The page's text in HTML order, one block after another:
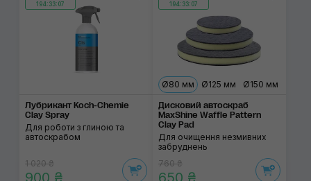
194:33:07
Лубрикант Koch-Chemie
Clay Spray
Для роботи з глиною та
автоскрабом
1 020 ₴
900 ₴
194:33:07
Ø80 мм Ø125 мм Ø150 мм
Дисковий автоскраб
MaxShine Waffle Pattern
Clay Pad
Для очищення незмивних
забруднень
760 ₴
650 ₴